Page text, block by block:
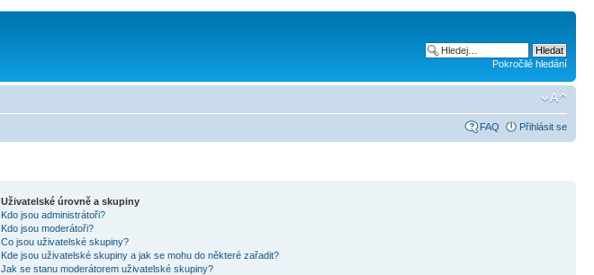
Pokročilé hledání
FAQ Přihlásit se
Uživatelské úrovně a skupiny
Kdo jsou administrátoři?
Kdo jsou moderátoři?
Co jsou uživatelské skupiny?
Kde jsou uživatelské skupiny a jak se mohu do některé zařadit?
Jak se stanu moderátorem uživatelské skupiny?